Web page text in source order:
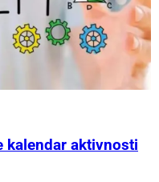
kalendar aktivnosti